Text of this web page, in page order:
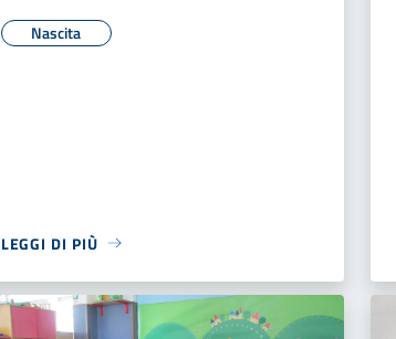
Nascita
LEGGI DI PIÙ